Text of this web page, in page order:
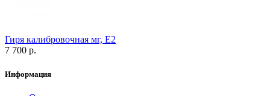
Гиря калибровочная мг, Е2
7 700 р.
Информация